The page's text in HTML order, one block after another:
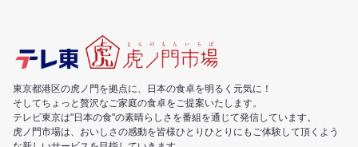
東京都港区の虎ノ門を拠点に、日本の食卓を明るく元気に！
そしてちょっと贅沢なご家庭の食卓をご提案いたします。
テレビ東京は"日本の食"の素晴らしさを番組を通じて発信しています。
虎ノ門市場は、おいしさの感動を皆様ひとりひとりにもご体験して頂くよう